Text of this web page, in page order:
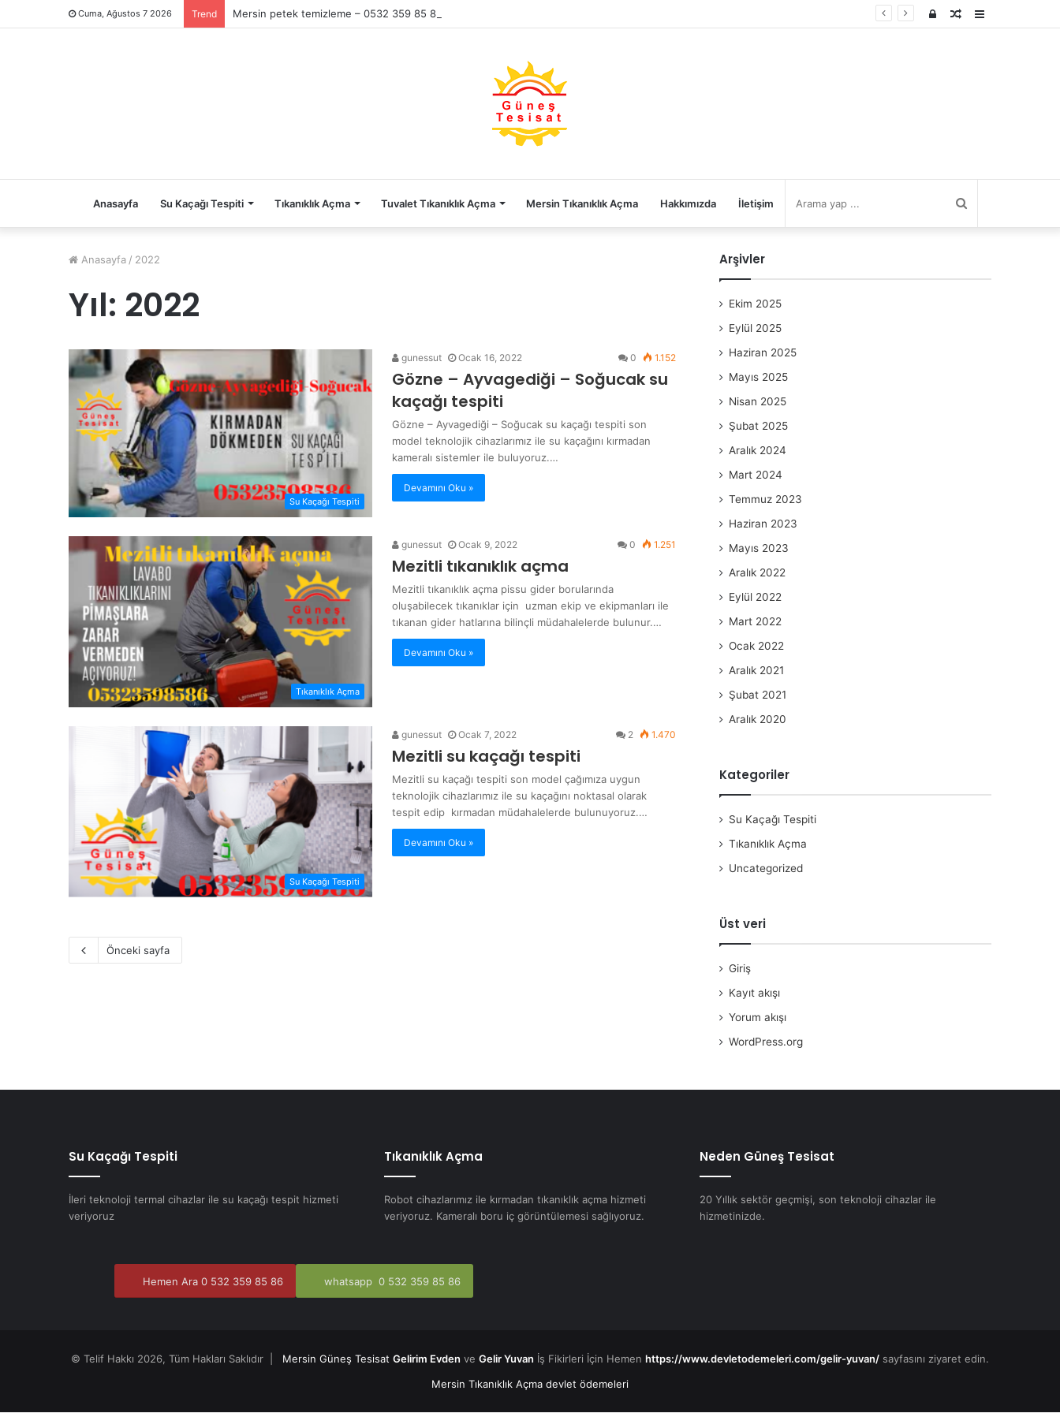
Cuma, Ağustos 7 2026 Trend Mersin petek temizleme – 0532 359 85 86 Rastgele
Kayıt
Anasayfa Su Kaçağı Tespiti Tıkanıklık Açma Tuvalet Tıkanıklık Açma Mersin Tıkanıklık Açma Hakkımızda İletişim
Anasayfa / 2022
Yıl: 2022
Su Kaçağı Tespiti
gunessut Ocak 16, 2022 0 1.152
Gözne – Ayvagediği – Soğucak su
kaçağı tespiti
Gözne – Ayvagediği – Soğucak su kaçağı tespiti son
model teknolojik cihazlarımız ile su kaçağını kırmadan
kameralı sistemler ile buluyoruz.…
Devamını Oku »
Tıkanıklık Açma
gunessut Ocak 9, 2022 0 1.251
Mezitli tıkanıklık açma
Mezitli tıkanıklık açma pissu gider borularında
oluşabilecek tıkanıklar için uzman ekip ve ekipmanları ile
tıkanan gider hatlarına bilinçli müdahalelerde bulunur.…
Devamını Oku »
Su Kaçağı Tespiti
gunessut Ocak 7, 2022 2 1.470
Mezitli su kaçağı tespiti
Mezitli su kaçağı tespiti son model çağımıza uygun
teknolojik cihazlarımız ile su kaçağını noktasal olarak
tespit edip kırmadan müdahalelerde bulunuyoruz.…
Devamını Oku »
Önceki sayfa
Arşivler
Ekim 2025
Eylül 2025
Haziran 2025
Mayıs 2025
Nisan 2025
Şubat 2025
Aralık 2024
Mart 2024
Temmuz 2023
Haziran 2023
Mayıs 2023
Aralık 2022
Eylül 2022
Mart 2022
Ocak 2022
Aralık 2021
Şubat 2021
Aralık 2020
Kategoriler
Su Kaçağı Tespiti
Tıkanıklık Açma
Uncategorized
Üst veri
Giriş
Kayıt akışı
Yorum akışı
WordPress.org
Su Kaçağı Tespiti
İleri teknoloji termal cihazlar ile su kaçağı tespit hizmeti
veriyoruz
Tıkanıklık Açma
Robot cihazlarımız ile kırmadan tıkanıklık açma hizmeti
veriyoruz. Kameralı boru iç görüntülemesi sağlıyoruz.
Neden Güneş Tesisat
20 Yıllık sektör geçmişi, son teknoloji cihazlar ile
hizmetinizde.
Hemen Ara 0 532 359 85 86 whatsapp 0 532 359 85 86
© Telif Hakkı 2026, Tüm Hakları Saklıdır | Mersin Güneş Tesisat Gelirim Evden ve Gelir Yuvan İş Fikirleri İçin Hemen https://www.devletodemeleri.com/gelir-yuvan/ sayfasını ziyaret edin.
Mersin Tıkanıklık Açma devlet ödemeleri